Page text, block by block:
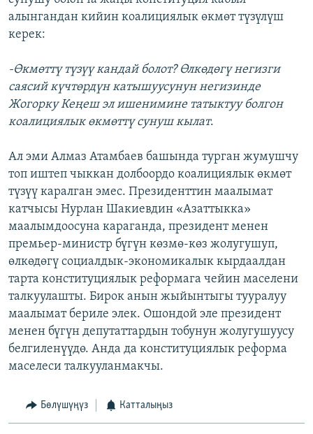
алынгандан кийин коалициялык өкмөт түзүлүш
керек:
-Өкмөттү түзүү кандай болот? Өлкөдөгү негизги
саясий күчтөрдүн катышуусунун негизинде
Жогорку Кеңеш эл ишенимине татыктуу болгон
коалициялык өкмөттү сунуш кылат.
Ал эми Алмаз Атамбаев башында турган жумушчу
топ иштеп чыккан долбоордо коалициялык өкмөт
түзүү каралган эмес. Президенттин маалымат
катчысы Нурлан Шакиевдин «Азаттыкка»
маалымдоосуна караганда, президент менен
премьер-министр бүгүн көзмө-көз жолугушуп,
өлкөдөгү социалдык-экономикалык кырдаалдан
тарта конституциялык реформага чейин маселени
талкуулашты. Бирок анын жыйынтыгы тууралуу
маалымат бериле элек. Ошондой эле президент
менен бүгүн депутаттардын тобунун жолугушуусу
белгиленүүдө. Анда да конституциялык реформа
маселеси талкууланмакчы.
Бөлүшүңүз Катталыңыз